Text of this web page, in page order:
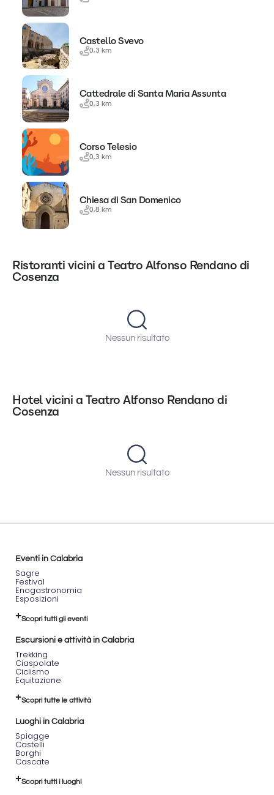
Castello Svevo
0,3 km
Cattedrale di Santa Maria Assunta
0,3 km
Corso Telesio
0,3 km
Chiesa di San Domenico
0,8 km
Ristoranti vicini a Teatro Alfonso Rendano di
Cosenza
Nessun risultato
Hotel vicini a Teatro Alfonso Rendano di
Cosenza
Nessun risultato
Eventi in Calabria
Sagre
Festival
Enogastronomia
Esposizioni
Scopri tutti gli eventi
Escursioni e attività in Calabria
Trekking
Ciaspolate
Ciclismo
Equitazione
Scopri tutte le attività
Luoghi in Calabria
Spiagge
Castelli
Borghi
Cascate
Scopri tutti i luoghi